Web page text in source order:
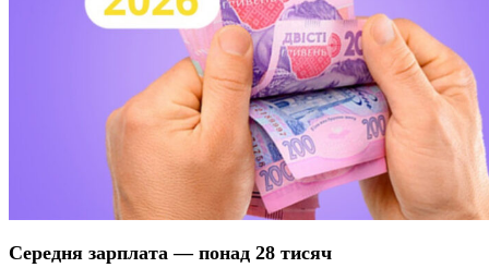
Середня зарплата — понад 28 тисяч